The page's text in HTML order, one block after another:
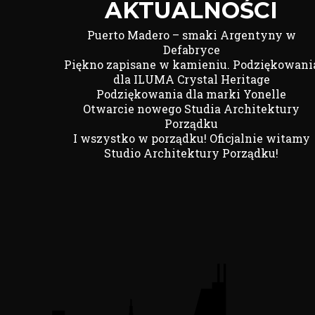
AKTUALNOŚCI
Puerto Madero – smaki Argentyny w
Defabryce
Piękno zapisane w kamieniu.
dla ILUMA Crystal Heritage
Podziękowania dla marki Yonelle
Otwarcie nowego Studia Architektury
Porządku
I wszystko w porządku! Oficjalnie witamy
Studio Architektury Porządku!